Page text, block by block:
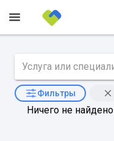
Фильтры
Ничего не найдено